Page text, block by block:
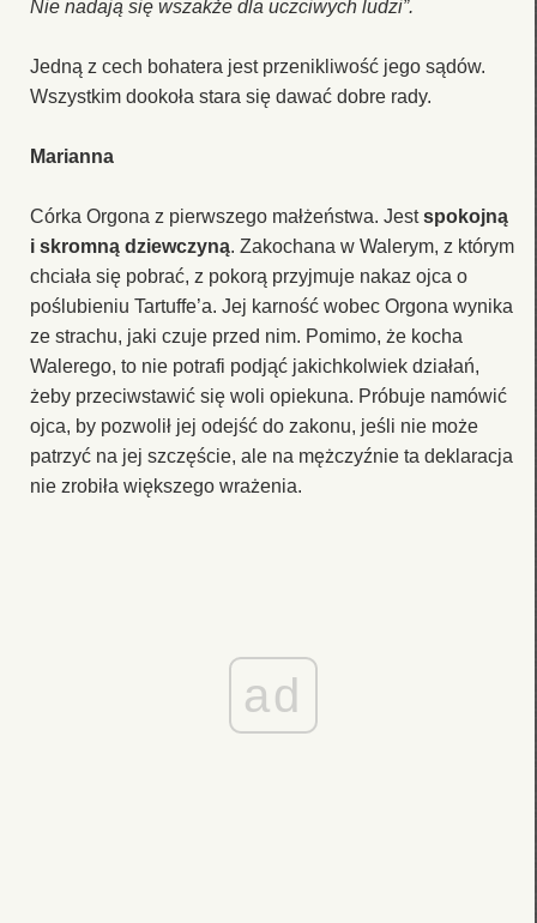
Nie nadają się wszakże dla uczciwych ludzi”.
Jedną z cech bohatera jest przenikliwość jego sądów.
Wszystkim dookoła stara się dawać dobre rady.
Marianna
Córka Orgona z pierwszego małżeństwa. Jestspokojną
i skromną dziewczyną. Zakochana w Walerym, z którym
chciała się pobrać, z pokorą przyjmuje nakaz ojca o
poślubieniu Tartuffe’a. Jej karność wobec Orgona wynika
ze strachu, jaki czuje przed nim. Pomimo, że kocha
Walerego, to nie potrafi podjąć jakichkolwiek działań,
żeby przeciwstawić się woli opiekuna. Próbuje namówić
ojca, by pozwolił jej odejść do zakonu, jeśli nie może
patrzyć na jej szczęście, ale na mężczyźnie ta deklaracja
nie zrobiła większego wrażenia.
ad